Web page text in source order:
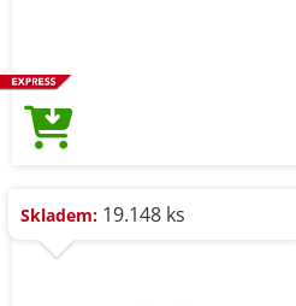
Skladem: 19.148 ks